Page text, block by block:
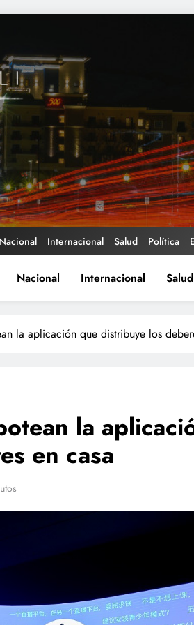
Nacional Internacional Salud Política
Nacional Internacional Salud
la aplicación que distribuye los
la
en casa
de
a finales
Camionazo en
muerto y 39